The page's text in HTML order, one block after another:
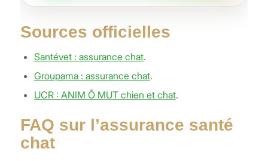
Sources officielles
Santévet : assurance chat.
Groupama : assurance chat.
UCR : ANIM Ô MUT chien et chat.
FAQ sur l’assurance santé
chat